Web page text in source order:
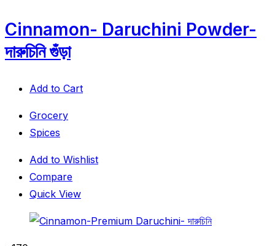
Cinnamon- Daruchini Powder-
দারুচিনি গুঁড়া
Add to Cart
Grocery
Spices
Add to Wishlist
Compare
Quick View